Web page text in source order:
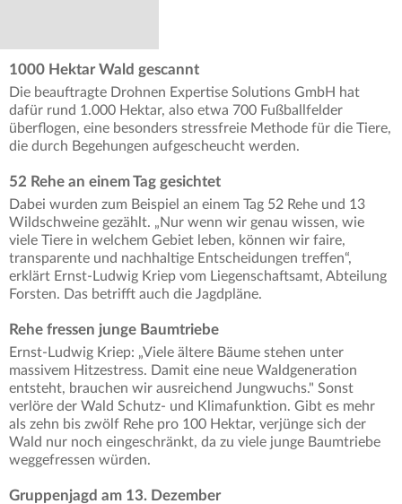
1000 Hektar Wald gescannt
Die beauftragte Drohnen Expertise Solutions GmbH hat
dafür rund 1.000 Hektar, also etwa 700 Fußballfelder
überflogen, eine besonders stressfreie Methode für die Tiere,
die durch Begehungen aufgescheucht werden.
52 Rehe an einem Tag gesichtet
Dabei wurden zum Beispiel an einem Tag 52 Rehe und 13
Wildschweine gezählt. „Nur wenn wir genau wissen, wie
viele Tiere in welchem Gebiet leben, können wir faire,
transparente und nachhaltige Entscheidungen treffen“,
erklärt Ernst-Ludwig Kriep vom Liegenschaftsamt, Abteilung
Forsten. Das betrifft auch die Jagdpläne.
Rehe fressen junge Baumtriebe
Ernst-Ludwig Kriep: „Viele ältere Bäume stehen unter
massivem Hitzestress. Damit eine neue Waldgeneration
entsteht, brauchen wir ausreichend Jungwuchs." Sonst
verlöre der Wald Schutz- und Klimafunktion. Gibt es mehr
als zehn bis zwölf Rehe pro 100 Hektar, verjünge sich der
Wald nur noch eingeschränkt, da zu viele junge Baumtriebe
weggefressen würden.
Gruppenjagd am 13. Dezember